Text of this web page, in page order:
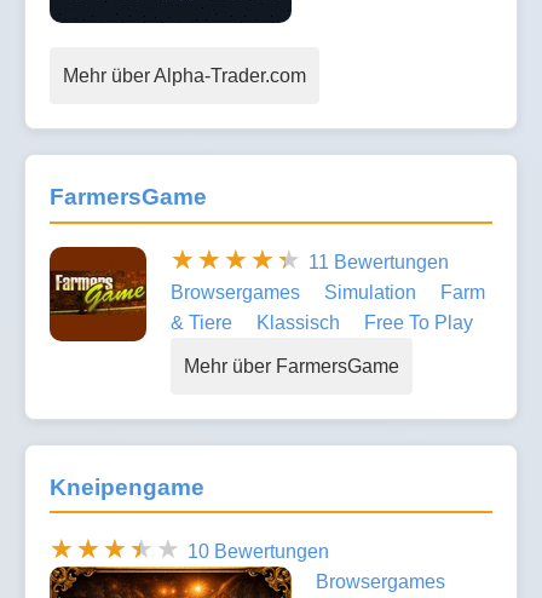
Mehr über Alpha-Trader.com
FarmersGame
11 Bewertungen
Browsergames
Simulation
Farm
& Tiere
Klassisch Free To Play
Mehr über FarmersGame
Kneipengame
10 Bewertungen
Browsergames